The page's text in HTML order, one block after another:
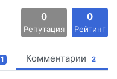
0
Репутация
0
Рейтинг
1 Комментарии 2